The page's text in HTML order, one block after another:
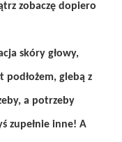
zobaczę dopiero
skóry głowy,
podłożem, glebą z
a potrzeby
zupełnie inne! A